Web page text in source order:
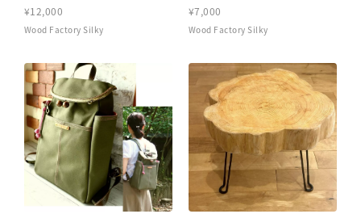
¥12,000
Wood Factory Silky
¥7,000
Wood Factory Silky